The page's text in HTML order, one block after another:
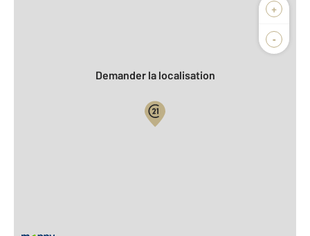
+
-
Biens vendus
Demander la localisation